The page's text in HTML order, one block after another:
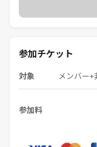
ネットワークビジネス
お断りします。
即時退場・今後の参加
✅ その4｜とにかく楽
「来てよかった！」
✋ 最後に
・気になることがあれ
参加チケット
対象 メンバー+
参加料